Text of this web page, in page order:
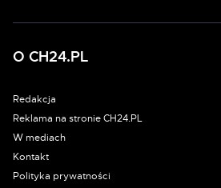
O CH24.PL
Redakcja
Reklama na stronie CH24.PL
W mediach
Kontakt
Polityka prywatności